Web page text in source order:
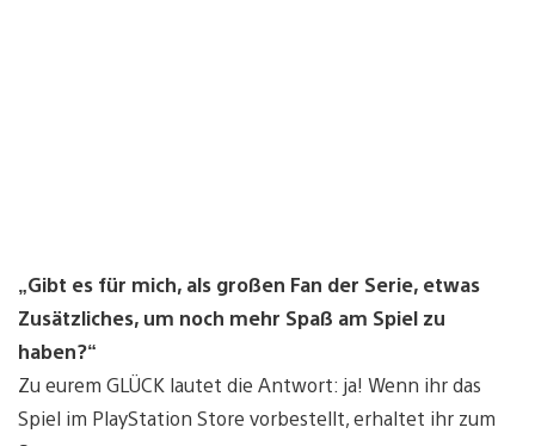
„Gibt es für mich, als großen Fan der Serie, etwas
Zusätzliches, um noch mehr Spaß am Spiel zu
haben?“
Zu eurem GLÜCK lautet die Antwort: ja! Wenn ihr das
Spiel im PlayStation Store vorbestellt, erhaltet ihr zum